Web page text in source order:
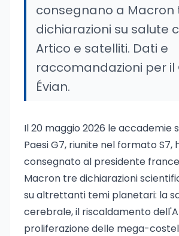
consegnano a Macron
dichiarazioni su salute
Artico e satelliti. Dati e
raccomandazioni per il
Évian.
Il 20 maggio 2026 le accademie
Paesi G7, riunite nel formato S7,
consegnato al presidente
Macron tre dichiarazioni
su altrettanti temi planetari: la
cerebrale, il riscaldamento
proliferazione delle mega-